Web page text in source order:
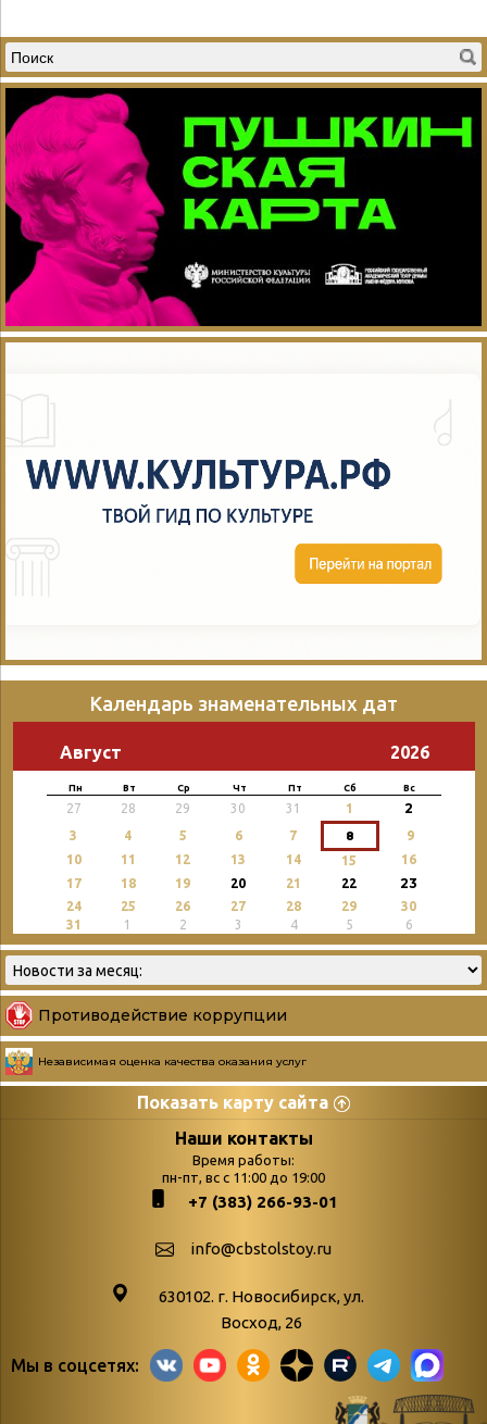
Календарь знаменательных дат
Август 2026
Пн Вт Ср Чт Пт Сб Вс
27 28 29 30 31 1 2
3 4 5 6 7 8
9
10
11 12 13 14 15
16
17
18 19 20 21 22 23
24 25 26 27 28 29
30
31
1 2 3 4 5 6
Противодействие коррупции
Независимая оценка качества оказания услуг
Показать карту сайта
Страницы
podvedenie-itogov-festivalya-
paskhalnaya-palitra
Библионочь – как ярмарка точь-в-
поступлений
Война. Народ.
живые»
«Мне всё
Наши контакты
Время работы:
пн-пт, вс с 11:00 до 19:00
+7 (383) 266-93-01
info@cbstolstoy.ru
630102. г. Новосибирск, ул.
Восход, 26
Мы в соцсетях: